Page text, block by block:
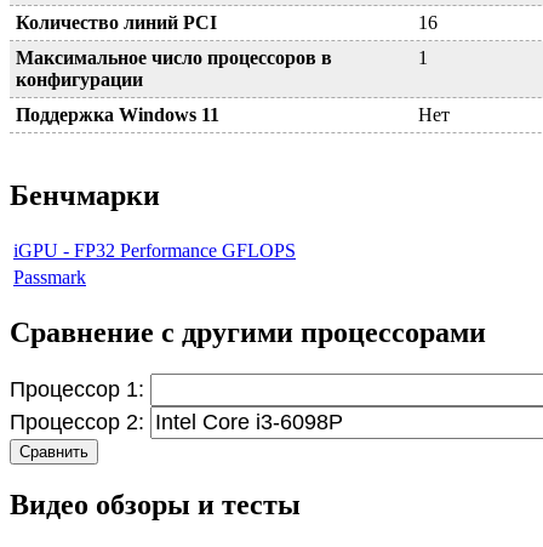
Количество линий PCI
16
Максимальное число процессоров в
конфигурации
1
Поддержка Windows 11 Нет
Бенчмарки
iGPU - FP32 Performance GFLOPS
Passmark
Сравнение с другими процессорами
Процессор 1:
Процессор 2:
Сравнить
Видео обзоры и тесты